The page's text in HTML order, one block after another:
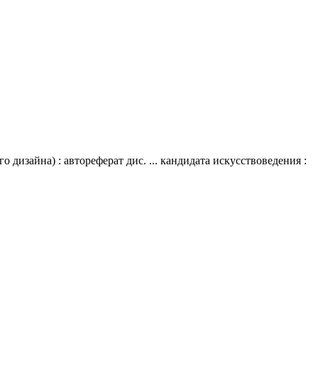
: автореферат дис. ... кандидата искусствоведения :